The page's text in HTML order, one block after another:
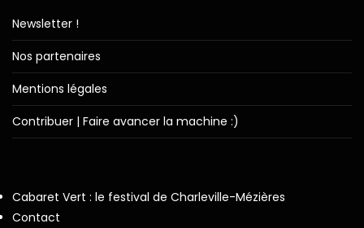
Newsletter !
Nos partenaires
Mentions légales
Contribuer | Faire avancer la machine :)
Cabaret Vert : le festival de Charleville-Mézières
Contact